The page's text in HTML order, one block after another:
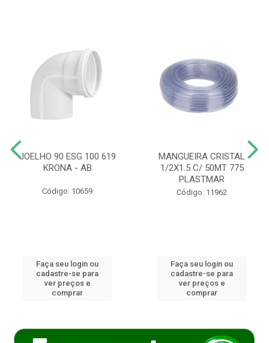
JOELHO 90 ESG 100 619
KRONA - AB
Código: 10659
Faça seu login ou
cadastre-se para
ver preços e
comprar
MANGUEIRA CRISTAL
1/2X1.5 C/ 50MT 775
PLASTMAR
Código: 11962
Faça seu login ou
cadastre-se para
ver preços e
comprar